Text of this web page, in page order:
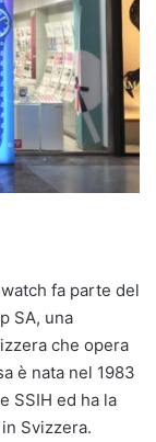
fa parte del
SA, una
che opera
è nata nel 1983
SSIH ed ha la
Svizzera.